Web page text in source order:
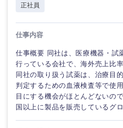
奈良県
正社員
仕事内容
仕事概要 同社は、医療機器・試
行っている会社で、海外売上比
同社の取り扱う試薬は、治療目
判定するための血液検査等で使
目にする機会がほとんどないの
国以上に製品を販売しているグ